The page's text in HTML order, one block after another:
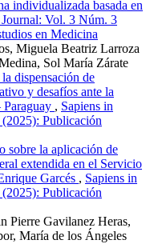
individualizada basada en
Vol. 3 Núm. 3
en Medicina
Miguela Beatriz Larroza
Sol María Zárate
dispensación de
y desafíos ante la
Paraguay , Sapiens in
Publicación
sobre la aplicación de
extendida en el Servicio
Garcés , Sapiens in
Publicación
Pierre Gavilanez Heras,
María de los Ángeles